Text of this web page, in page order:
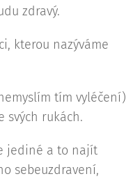
zdravý.
kterou nazýváme
tím vyléčení)
svých rukách.
jediné a to najít
sebeuzdravení,